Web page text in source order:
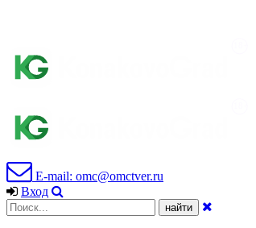
E-mail: omc@omctver.ru
Вход